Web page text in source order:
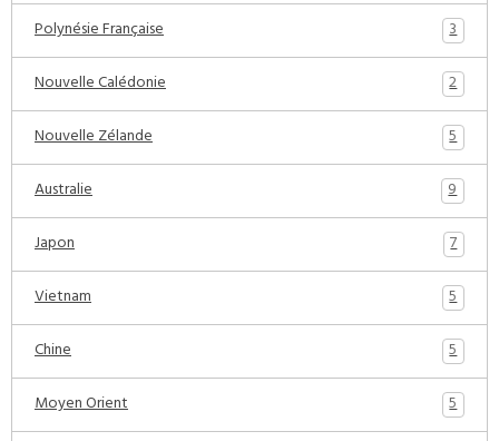
Polynésie Française
3
Nouvelle Calédonie
2
Nouvelle Zélande
5
Australie
9
Japon
7
Vietnam
5
Chine
5
Moyen Orient
5